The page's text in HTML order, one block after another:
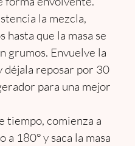
la mezcla,
hasta que la masa se
grumos. Envuelve la
déjala reposar por 30
para una mejor
tiempo, comienza a
180° y saca la masa